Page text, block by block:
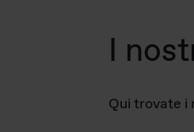
I
Qui trovate i